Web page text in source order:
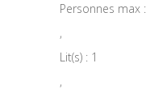
Personnes max :
,
Lit(s) : 1
,